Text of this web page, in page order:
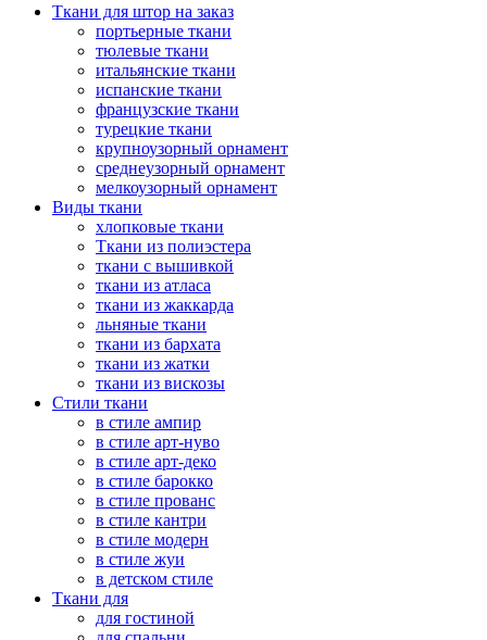
Ткани для штор на заказ
портьерные ткани
тюлевые ткани
итальянские ткани
испанские ткани
французские ткани
турецкие ткани
крупноузорный орнамент
среднеузорный орнамент
мелкоузорный орнамент
Виды ткани
хлопковые ткани
Ткани из полиэстера
ткани с вышивкой
ткани из атласа
ткани из жаккарда
льняные ткани
ткани из бархата
ткани из жатки
ткани из вискозы
Стили ткани
в стиле ампир
в стиле арт-нуво
в стиле арт-деко
в стиле барокко
в стиле прованс
в стиле кантри
в стиле модерн
в стиле жуи
в детском стиле
Ткани для
для гостиной